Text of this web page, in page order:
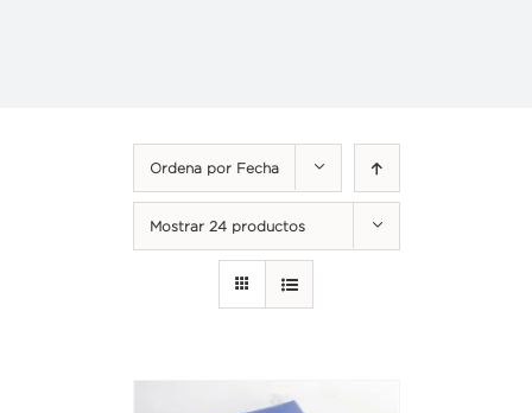
Ordena por Fecha
Mostrar 24 productos